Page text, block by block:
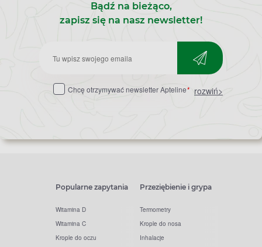
Bądź na bieżąco,
zapisz się na nasz newsletter!
Zapisz
do
Chcę otrzymywać newsletter Apteline* rozwiń>
Popularne zapytania
Witamina D
Witamina C
Krople do oczu
Przeziębienie i grypa
Termometry
Krople do nosa
Inhalacje